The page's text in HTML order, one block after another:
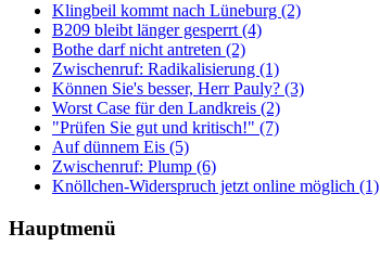
Klingbeil kommt nach Lüneburg (2)
B209 bleibt länger gesperrt (4)
Bothe darf nicht antreten (2)
Zwischenruf: Radikalisierung (1)
Können Sie's besser, Herr Pauly? (3)
Worst Case für den Landkreis (2)
"Prüfen Sie gut und kritisch!" (7)
Auf dünnem Eis (5)
Zwischenruf: Plump (6)
Knöllchen-Widerspruch jetzt online möglich (1)
Hauptmenü